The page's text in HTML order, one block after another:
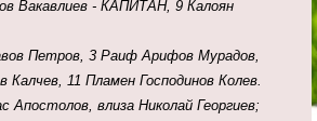
Вакавлиев - КАПИТАН, 9 Калоян
Петров, 3 Раиф Арифов Мурадов,
Калчев, 11 Пламен Господинов Колев.
Апостолов, влиза Николай Георгиев;